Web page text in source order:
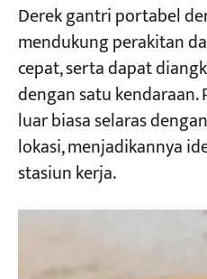
Derek gantri portabel
mendukung perakitan
cepat, serta dapat
dengan satu
luar biasa selaras
lokasi, menjadikannya
stasiun kerja.